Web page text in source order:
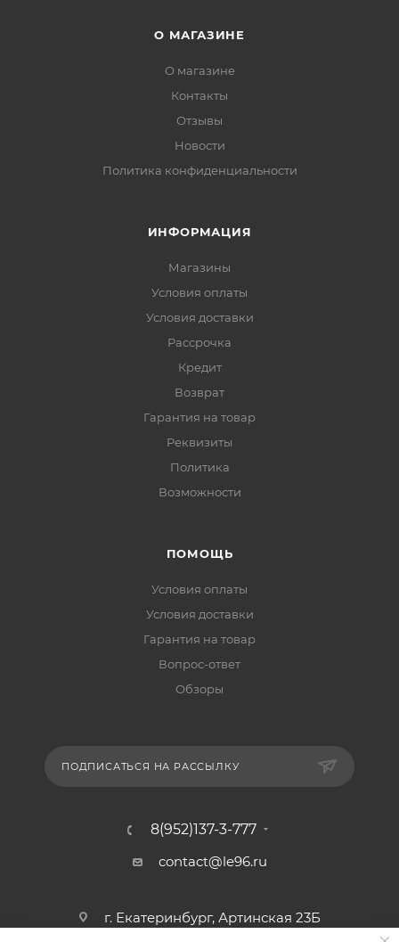
О МАГАЗИНЕ
О магазине
Контакты
Отзывы
Новости
Политика конфиденциальности
ИНФОРМАЦИЯ
Магазины
Условия оплаты
Условия доставки
Рассрочка
Кредит
Возврат
Гарантия на товар
Реквизиты
Политика
Возможности
ПОМОЩЬ
Условия оплаты
Условия доставки
Гарантия на товар
Вопрос-ответ
Обзоры
ПОДПИСАТЬСЯ НА РАССЫЛКУ
8(952)137-3-777
contact@le96.ru
г. Екатеринбург, Артинская 23Б